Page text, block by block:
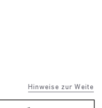
Hinweise zur Weite